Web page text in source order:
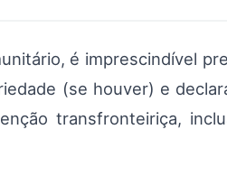
é imprescindível
(se houver) e
transfronteiriça,